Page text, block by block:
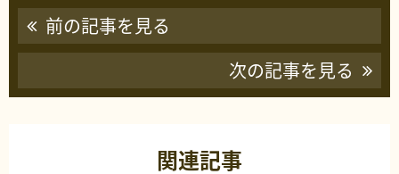
前の記事を見る
次の記事を見る
関連記事